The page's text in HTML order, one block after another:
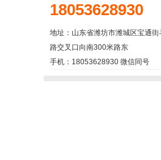
18053628930
地址：山东省潍坊市潍城区宝通街
路交叉口向南300米路东
手机：18053628930 微信同号